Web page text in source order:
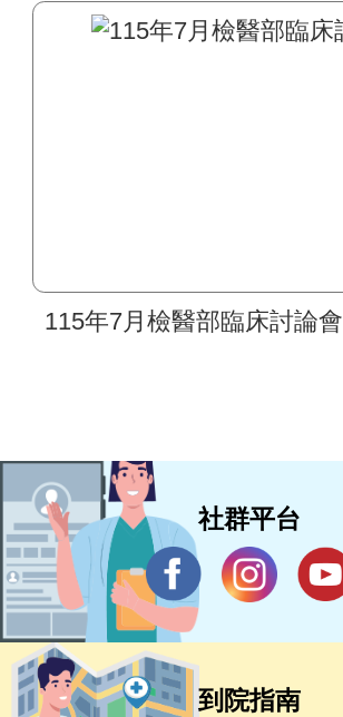
區間及檢驗作業皆無異動
115年7月檢醫部臨床討論會
社群平台
到院指南